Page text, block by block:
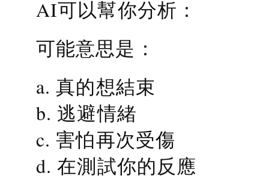
AI可以幫你分析：
可能意思是：
a. 真的想結束
b. 逃避情緒
c. 害怕再次受傷
d. 在測試你的反應